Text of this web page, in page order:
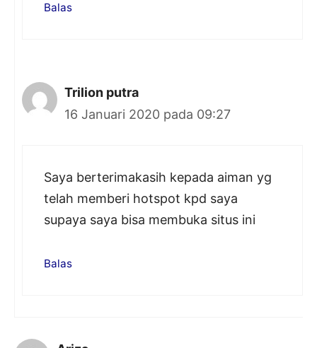
Balas
Trilion putra
16 Januari 2020 pada 09:27
Saya berterimakasih kepada aiman yg
telah memberi hotspot kpd saya
supaya saya bisa membuka situs ini
Balas